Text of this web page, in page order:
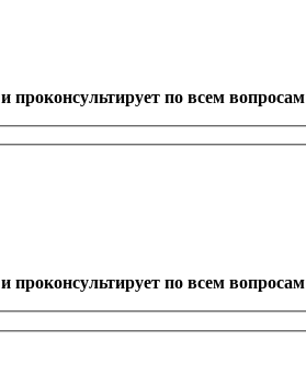
и проконсультирует по всем вопросам
и проконсультирует по всем вопросам